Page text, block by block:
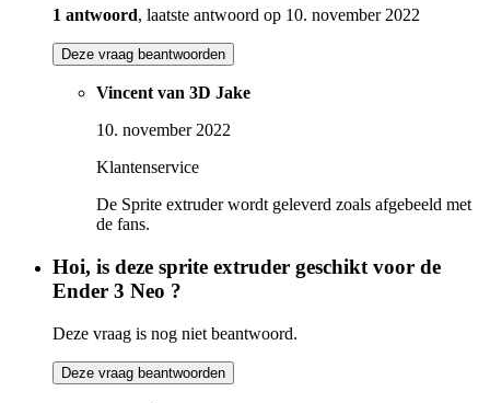
1 antwoord, laatste antwoord op 10. november 2022
Deze vraag beantwoorden
Vincent van 3D Jake
10. november 2022
Klantenservice
De Sprite extruder wordt geleverd zoals afgebeeld met
de fans.
Hoi, is deze sprite extruder geschikt voor de
Ender 3 Neo ?
Deze vraag is nog niet beantwoord.
Deze vraag beantwoorden